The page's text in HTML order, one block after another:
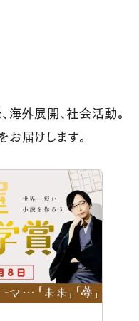
海外展開、社会活動。
届けします。